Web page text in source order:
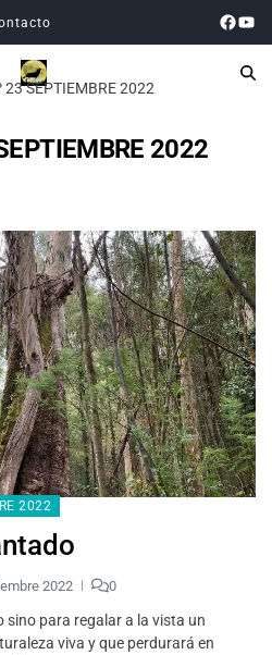
23 SEPTIEMBRE 2022
2022
2022
2022 0
sino para regalar a la vista un
viva y que perdurará en